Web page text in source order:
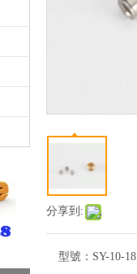
分享到:
型號： SY-10-18